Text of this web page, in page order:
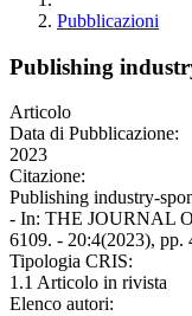
Pubblicazioni
Publishing
Articolo
Data di Pubblicazione:
2023
Citazione:
Publishing industry-
- In: THE JOURNAL
6109. - 20:4(2023), pp.
Tipologia CRIS:
1.1 Articolo in rivista
Elenco autori: